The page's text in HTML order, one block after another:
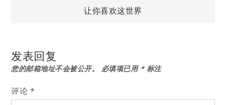
导
航
让你喜欢这世界
发表回复
您的邮箱地址不会被公开。 必填项已用 *标注
评论 *